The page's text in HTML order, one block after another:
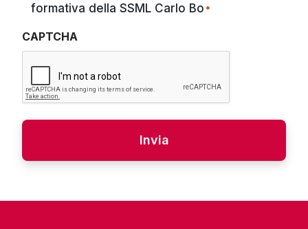
formativa della SSML Carlo Bo*
CAPTCHA